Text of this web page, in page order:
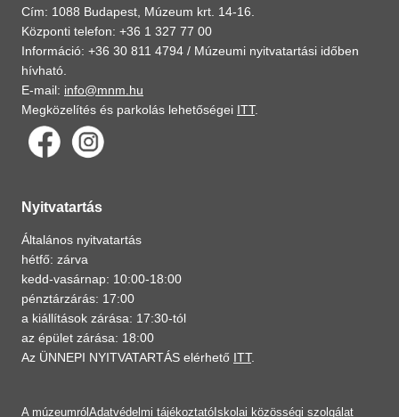
Cím: 1088 Budapest, Múzeum krt. 14-16.
Központi telefon: +36 1 327 77 00
Információ: +36 30 811 4794 / Múzeumi nyitvatartási időben
hívható.
E-mail: info@mnm.hu
Megközelítés és parkolás lehetőségei ITT.
Nyitvatartás
Általános nyitvatartás
hétfő: zárva
kedd-vasárnap: 10:00-18:00
pénztárzárás: 17:00
a kiállítások zárása: 17:30-tól
az épület zárása: 18:00
Az ÜNNEPI NYITVATARTÁS elérhető ITT.
A múzeumról Adatvédelmi tájékoztató Iskolai közösségi szolgálat